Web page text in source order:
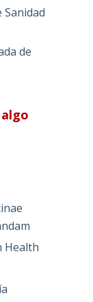
Sanidad
de
Health